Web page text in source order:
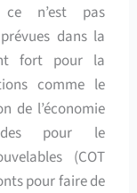
ce n’est pas
dans la
fort pour la
comme le
de l’économie
pour le
(COT
pour faire de